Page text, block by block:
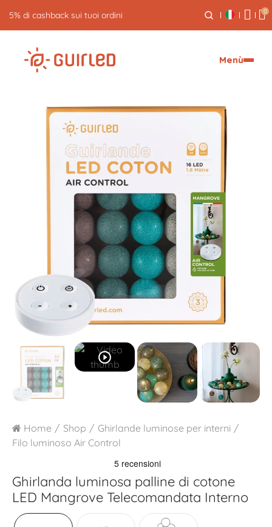
5% di cashback sui tuoi ordini 0
Menù
play_circle_outline
Home Shop
Ghirlande luminose per interni
Filo luminoso Air Control
Ghirlanda luminosa palline di cotone
LED Mangrove Telecomandata Interno